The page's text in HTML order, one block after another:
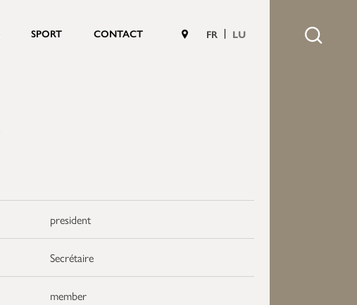
SPORT CONTACT FR LU
president
Secrétaire
member